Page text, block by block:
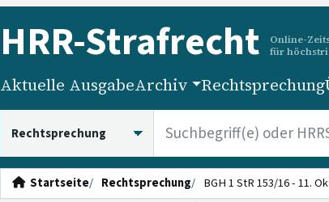
HRR-Strafrecht
Online-
für
Aktuelle AusgabeArchiv Rechtsprechung
Startseite Rechtsprechung BGH 1 StR 153/16 - 11.